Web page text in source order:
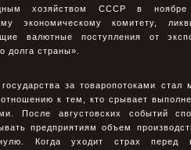
хозяйством СССР в
экономическому комитету,
валютные поступления от
долга страны».
государства за товаропотоками
к тем, кто срывает
После августовских событий
предприятиям объем
Когда уходит страх перед